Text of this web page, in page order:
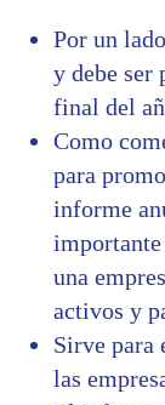
Por un
y debe ser
final del
Como
para
informe
importante
una
activos y
Sirve para
las